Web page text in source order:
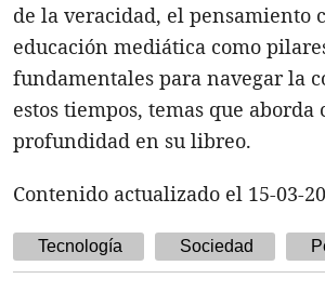
de la veracidad, el pensamiento
educación mediática como
fundamentales para navegar la
estos tiempos, temas que aborda
profundidad en su libreo.
Contenido actualizado el 15-03-
Tecnología Sociedad